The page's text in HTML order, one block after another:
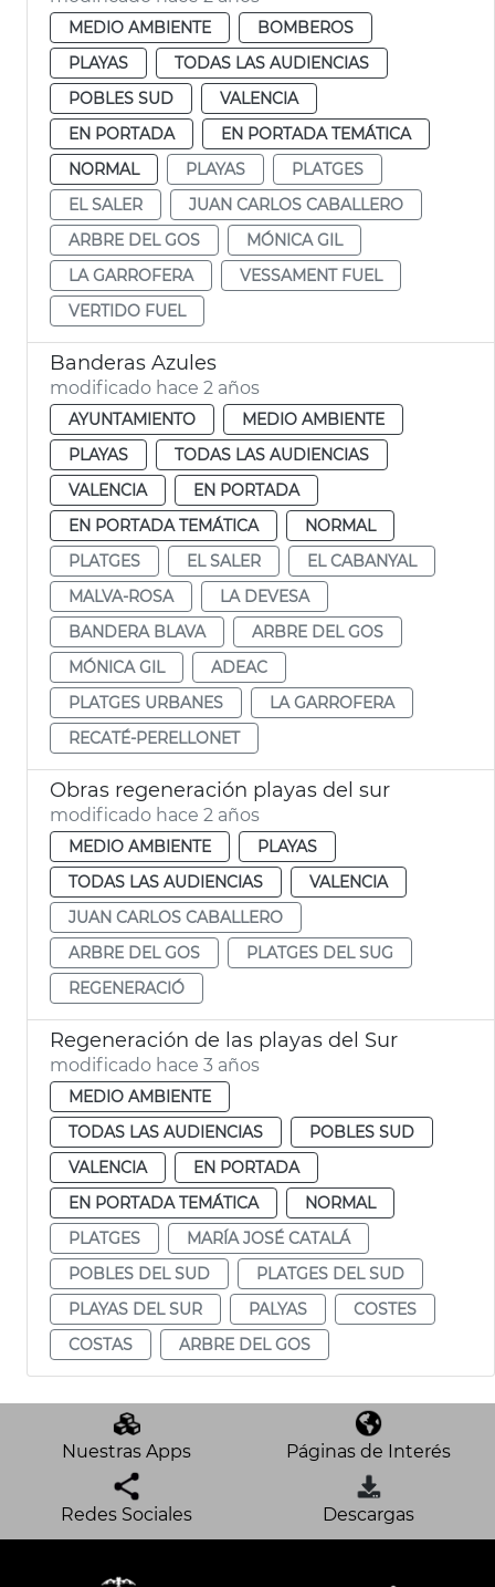
MEDIO AMBIENTE
BOMBEROS
PLAYAS
TODAS LAS AUDIENCIAS
POBLES SUD
VALENCIA
EN PORTADA
EN PORTADA TEMÁTICA
NORMAL
PLAYAS
PLATGES
EL SALER
JUAN CARLOS CABALLERO
ARBRE DEL GOS
MÓNICA GIL
LA GARROFERA
VESSAMENT FUEL
VERTIDO FUEL
Banderas Azules
modificado hace 2 años
AYUNTAMIENTO
MEDIO AMBIENTE
PLAYAS
TODAS LAS AUDIENCIAS
VALENCIA
EN PORTADA
EN PORTADA TEMÁTICA
NORMAL
PLATGES
EL SALER
EL CABANYAL
MALVA-ROSA
LA DEVESA
BANDERA BLAVA
ARBRE DEL GOS
MÓNICA GIL
ADEAC
PLATGES URBANES
LA GARROFERA
RECATÉ-PERELLONET
Obras regeneración playas del sur
modificado hace 2 años
MEDIO AMBIENTE
PLAYAS
TODAS LAS AUDIENCIAS
VALENCIA
JUAN CARLOS CABALLERO
ARBRE DEL GOS
PLATGES DEL SUG
REGENERACIÓ
Regeneración de las playas del Sur
modificado hace 3 años
MEDIO AMBIENTE
TODAS LAS AUDIENCIAS
POBLES SUD
VALENCIA
EN PORTADA
EN PORTADA TEMÁTICA
NORMAL
PLATGES
MARÍA JOSÉ CATALÁ
POBLES DEL SUD
PLATGES DEL SUD
PLAYAS DEL SUR
PALYAS
COSTES
COSTAS
ARBRE DEL GOS
Nuestras Apps Páginas de Interés
Redes Sociales Descargas